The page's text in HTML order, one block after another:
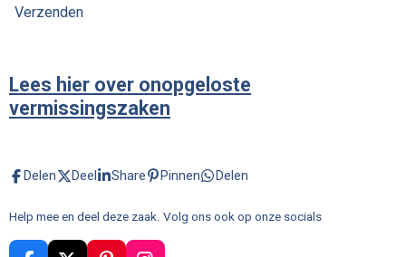
Verzenden
Lees hier over onopgeloste
vermissingszaken
Delen Deel Share Pinnen Delen
Help mee en deel deze zaak. Volg ons ook op onze socials